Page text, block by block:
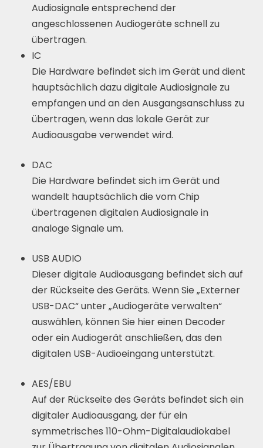
Audiosignale entsprechend der
angeschlossenen Audiogeräte schnell zu
übertragen.
IC
Die Hardware befindet sich im Gerät und dient
hauptsächlich dazu digitale Audiosignale zu
empfangen und an den Ausgangsanschluss zu
übertragen, wenn das lokale Gerät zur
Audioausgabe verwendet wird.
DAC
Die Hardware befindet sich im Gerät und
wandelt hauptsächlich die vom Chip
übertragenen digitalen Audiosignale in
analoge Signale um.
USB AUDIO
Dieser digitale Audioausgang befindet sich auf
der Rückseite des Geräts. Wenn Sie „Externer
USB-DAC“ unter „Audiogeräte verwalten“
auswählen, können Sie hier einen Decoder
oder ein Audiogerät anschließen, das den
digitalen USB-Audioeingang unterstützt.
AES/EBU
Auf der Rückseite des Geräts befindet sich ein
digitaler Audioausgang, der für ein
symmetrisches 110-Ohm-Digitalaudiokabel